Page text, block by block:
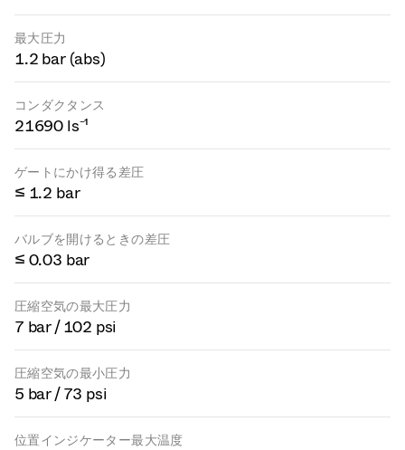
最大圧力
1.2 bar (abs)
コンダクタンス
21690 ls⁻¹
ゲートにかけ得る差圧
≤ 1.2 bar
バルブを開けるときの差圧
≤ 0.03 bar
圧縮空気の最大圧力
7 bar / 102 psi
圧縮空気の最小圧力
5 bar / 73 psi
位置インジケーター最大温度